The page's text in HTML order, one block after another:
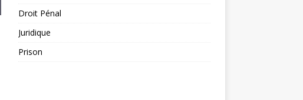
Droit Pénal
Juridique
Prison